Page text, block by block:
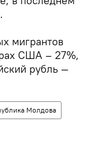
мигрантов
США – 27%,
рубль —
Молдова